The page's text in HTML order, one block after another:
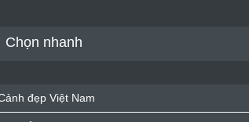
Chọn nhanh
đẹp Việt Nam